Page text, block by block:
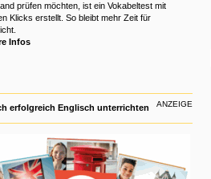
prüfen möchten, ist ein Vokabeltest mit
Klicks erstellt. So bleibt mehr Zeit für
Infos
erfolgreich Englisch unterrichten ANZEIGE